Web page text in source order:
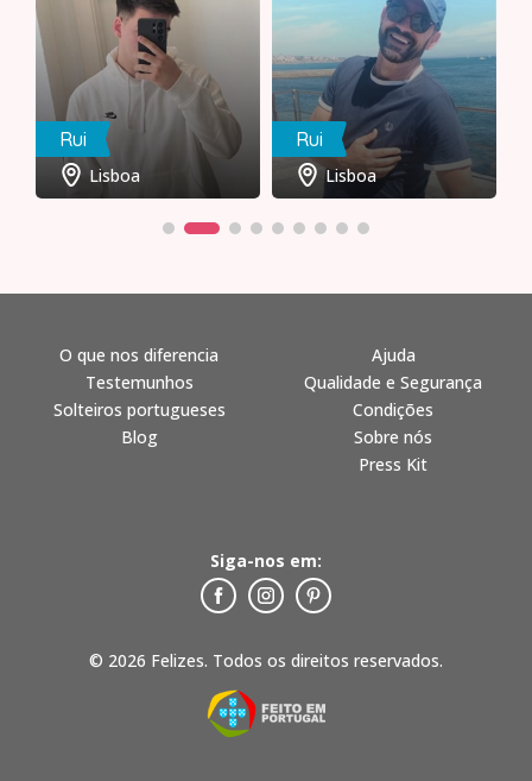
Rui
Lisboa
Rui
Lisboa
© 2026 Felizes. Todos os direitos reservados.
O que nos diferencia
Testemunhos
Solteiros portugueses
Blog
Ajuda
Qualidade e Segurança
Condições
Sobre nós
Press Kit
Siga-nos em: